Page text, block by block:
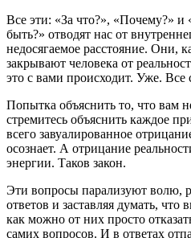
Все эти: «За что?», «Почему?»
быть?» отводят нас от
недосягаемое расстояние. Они,
закрывают человека от
это с вами происходит. Уже. Все
Попытка объяснить то, что вам
стремитесь объяснить каждое
всего завуалированное
осознает. А отрицание
энергии. Таков закон.
Эти вопросы парализуют волю,
ответов и заставляя думать, что
как можно от них просто
самих вопросов. И в ответах